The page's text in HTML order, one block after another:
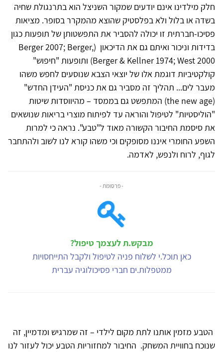
חלק מילדינו אינם יודעים שמקור השניצל הוא בתרנגולת שחיה
בשדה או בלול ולא בפלסטיק שהוצא מהמקרר בסופר. מציאות
פסיכו-חברתית זו יכולה להסביר את התפשטותן של תופעות כגון
בדידות וניכור ואיתם גם את הדיכאון (Berger 2007; Berger,
Berger & Kellner 1974; West 2000) ותופעות "חיפוש"
קולקטיביות דוגמת אלו של יוצאי הצבא שנוסעים לחפש משהו
מעבר לים... תהליך זה מסביר גם את כניסת "העידן החדש"
(the new age) המתפשט גם בממסד – מהיווסדות שיטות
"הוליסטיות" לטיפול והוראה עד לפיתוח מוצרי בריאות שנושאים
את סיסמת החיבור הקשורה מאוד ל"טבע". נראה כי למרות
השפע החומרי איננו מסופקים וכי משהו קורא לנו לשוב ולהתחבר
לגוף, לרוח ולנפש, לאדמה.
- פרסומת -
מבקש.ת לעצמך טיפול?
כאן תוכל.י לשלוח פניה לטיפול ולקבל התייחסויות
ממטפלות.ים חברי פסיכולוגיה עברית
הטבע מזמין אותנו לתת מקום לילדי – זה שמרגיש ומדמיין, זה
שנוכח בחוויית המשחק. החיבור למחזוריות הטבע יכול לעזור לנו